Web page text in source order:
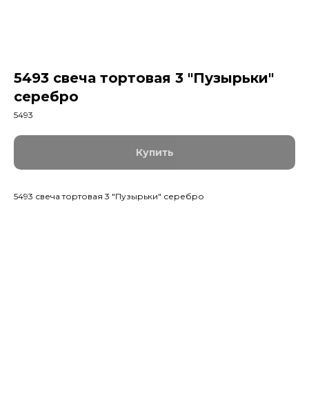
5493 свеча тортовая 3 "Пузырьки"
серебро
5493
Купить
5493 свеча тортовая 3 "Пузырьки" серебро